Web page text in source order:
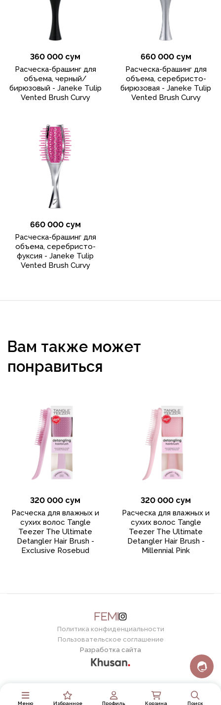
Меню Избранное Профиль Корзина Поиск
360 000 сум
Расческа-брашинг для
объема, черный/
бирюзовый - Janeke Tulip
Vented Brush Curvy
660 000 сум
Расческа-брашинг для
объема, серебристо-
бирюзовая - Janeke Tulip
Vented Brush Curvy
660 000 сум
Расческа-брашинг для
объема, серебристо-
фуксия - Janeke Tulip
Vented Brush Curvy
Вам также может
понравиться
320 000 сум
Расческа для влажных и
сухих волос Tangle
Teezer The Ultimate
Detangler Hair Brush -
Exclusive Rosebud
320 000 сум
Расческа для влажных и
сухих волос Tangle
Teezer The Ultimate
Detangler Hair Brush -
Millennial Pink
Политика конфиденциальности
Пользовательское соглашение
Разработка сайта